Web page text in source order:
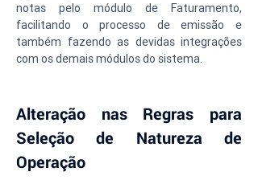
notas pelo módulo de Faturamento,
facilitando o processo de emissão e
também fazendo as devidas integrações
com os demais módulos do sistema.
Alteração nas Regras para
Seleção de Natureza de
Operação